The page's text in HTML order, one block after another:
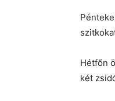
Hétfőn
két